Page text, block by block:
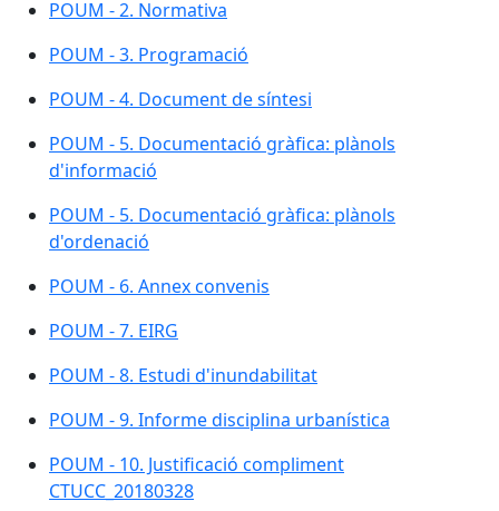
POUM - 2. Normativa
POUM - 3. Programació
POUM - 4. Document de síntesi
POUM - 5. Documentació gràfica: plànols
d'informació
POUM - 5. Documentació gràfica: plànols
d'ordenació
POUM - 6. Annex convenis
POUM - 7. EIRG
POUM - 8. Estudi d'inundabilitat
POUM - 9. Informe disciplina urbanística
POUM - 10. Justificació compliment
CTUCC_20180328